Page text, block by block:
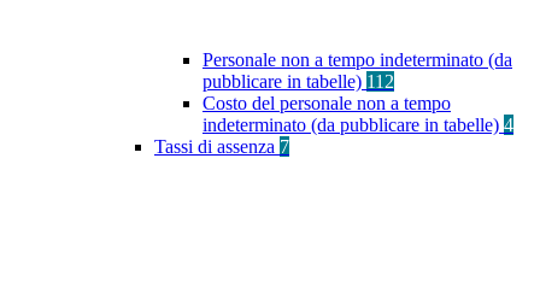
Personale non a tempo indeterminato (da
pubblicare in tabelle) 112
Costo del personale non a tempo
indeterminato (da pubblicare in tabelle) 4
Tassi di assenza 7